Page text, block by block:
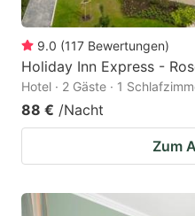
9.0 (117 Bewertungen)
Holiday Inn Express -
Hotel · 2 Gäste · 1
88 € /Nacht
Zum